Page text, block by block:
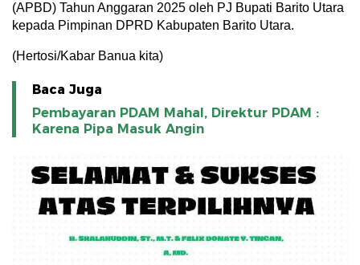
(APBD) Tahun Anggaran 2025 oleh PJ Bupati Barito Utara
kepada Pimpinan DPRD Kabupaten Barito Utara.
(Hertosi/Kabar Banua kita)
Baca Juga
Pembayaran PDAM Mahal, Direktur PDAM :
Karena Pipa Masuk Angin